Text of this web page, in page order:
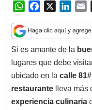
W
a
t
s
A
p
p
c
e
b
o
o
k
n
k
e
d
I
n
a
i
l
Si es amante de la
lugares que debe
ubicado en la calle
restaurante
lleva más
experiencia culinaria